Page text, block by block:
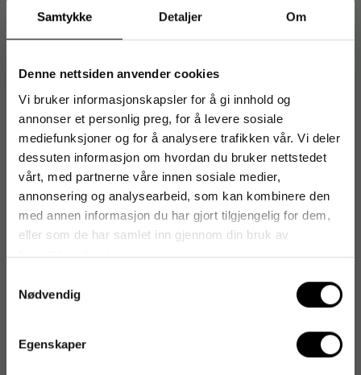
Samtykke Detaljer Om
Denne nettsiden anvender cookies
Vi bruker informasjonskapsler for å gi innhold og
annonser et personlig preg, for å levere sosiale
mediefunksjoner og for å analysere trafikken vår. Vi deler
dessuten informasjon om hvordan du bruker nettstedet
vårt, med partnerne våre innen sosiale medier,
annonsering og analysearbeid, som kan kombinere den
med annen informasjon du har gjort tilgjengelig for dem,
eller som de har samlet inn gjennom din bruk av
tjenestene deres.
Nødvendig
Egenskaper
Artikkelnummer: 252147
Produktspesifikasjoner
Produktvariasjoner Original
Forpakningsform Pose
Sesongspesifikk